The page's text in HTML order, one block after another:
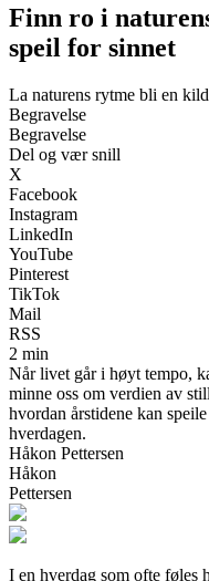
Finn ro i
speil for sinnet
La naturens rytme bli en
Begravelse
Begravelse
Del og vær snill
X
Facebook
Instagram
LinkedIn
YouTube
Pinterest
TikTok
Mail
RSS
2 min
Når livet går i høyt tempo,
minne oss om verdien av
hvordan årstidene kan
hverdagen.
Håkon Pettersen
Håkon
Pettersen
I en hverdag som ofte føles